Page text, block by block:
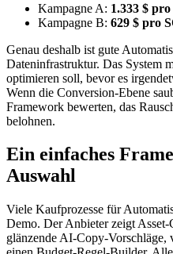
Kampagne A: 1.333 $
Kampagne B: 629 $ pro
Genau deshalb ist gute
Dateninfrastruktur. Das System
optimieren soll, bevor es
Wenn die Conversion-Ebene
Framework bewerten, das
belohnen.
Ein einfaches
Auswahl
Viele Kaufprozesse für
Demo. Der Anbieter zeigt Asset-
glänzende AI-Copy-